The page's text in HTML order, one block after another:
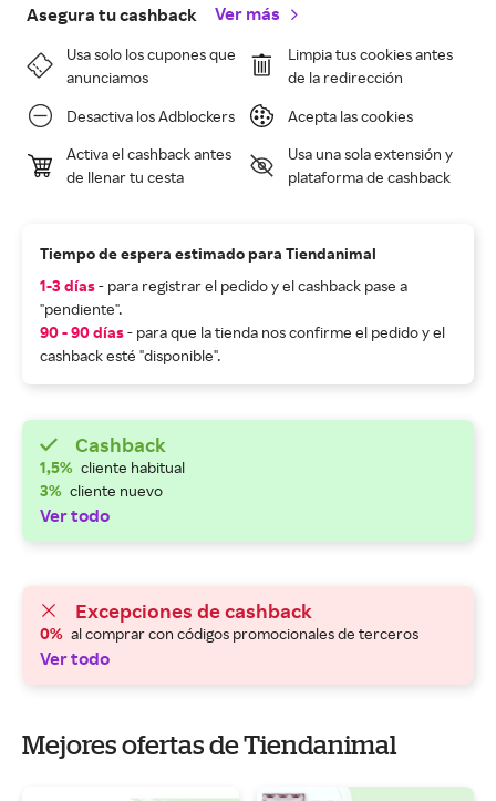
Asegura tu cashback Ver más
Usa solo los cupones que
anunciamos
Limpia tus cookies antes
de la redirección
Desactiva los Adblockers Acepta las cookies
Activa el cashback antes
de llenar tu cesta
Usa una sola extensión y
plataforma de cashback
Tiempo de espera estimado para Tiendanimal
1-3 días- para registrar el pedido y el cashback pase a
"pendiente".
90 - 90 días- para que la tienda nos confirme el pedido y el
cashback esté "disponible".
Cashback
1,5% cliente habitual
3% cliente nuevo
Ver todo
Excepciones de cashback
0% al comprar con códigos promocionales de terceros
Ver todo
Mejores ofertas de Tiendanimal